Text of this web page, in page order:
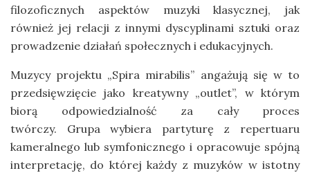
filozoficznych aspektów muzyki klasycznej, jak
również jej relacji z innymi dyscyplinami sztuki oraz
prowadzenie działań społecznych i edukacyjnych.
Muzycy projektu „Spira mirabilis” angażują się w to
przedsięwzięcie jako kreatywny „outlet”, w którym
biorą odpowiedzialność za cały proces
twórczy. Grupa wybiera partyturę z repertuaru
kameralnego lub symfonicznego i opracowuje spójną
interpretację, do której każdy z muzyków w istotny